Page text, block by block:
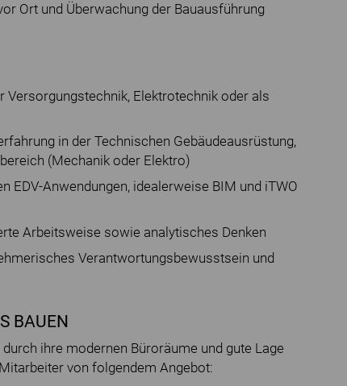
Ort und Überwachung der Bauausführung
Versorgungstechnik, Elektrotechnik oder als
in der Technischen Gebäudeausrüstung,
(Mechanik oder Elektro)
EDV-Anwendungen, idealerweise BIM und iTWO
Arbeitsweise sowie analytisches Denken
Verantwortungsbewusstsein und
BAUEN
ihre modernen Büroräume und gute Lage
von folgendem Angebot: